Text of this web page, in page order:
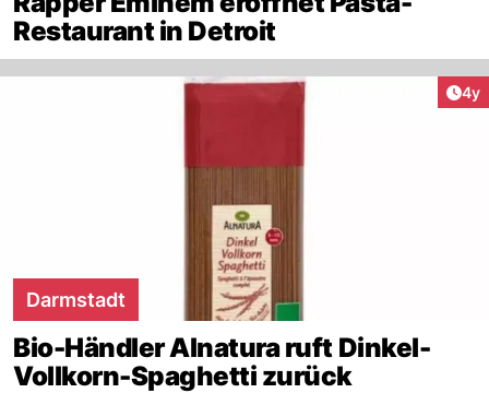
Restaurant in Detroit
4y
Darmstadt
Bio-Händler Alnatura ruft Dinkel-
Vollkorn-Spaghetti zurück